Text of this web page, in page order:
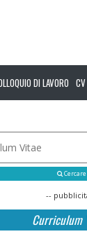
DI LAVORO
Cercare
--
Curriculum